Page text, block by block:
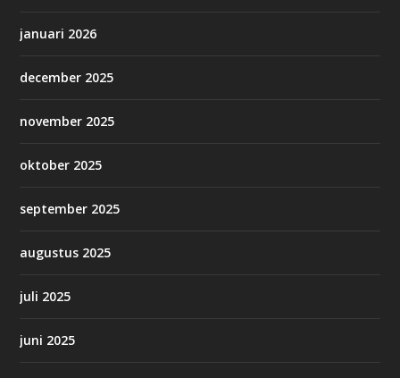
januari 2026
december 2025
november 2025
oktober 2025
september 2025
augustus 2025
juli 2025
juni 2025